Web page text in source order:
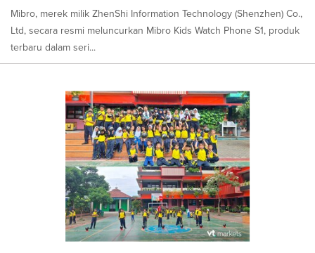
Mibro, merek milik ZhenShi Information Technology (Shenzhen) Co.,
Ltd, secara resmi meluncurkan Mibro Kids Watch Phone S1, produk
terbaru dalam seri...